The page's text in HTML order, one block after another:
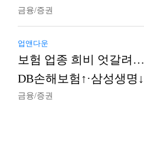
금융/증권
업앤다운
보험 업종 희비 엇갈려…
DB손해보험↑·삼성생명↓
금융/증권